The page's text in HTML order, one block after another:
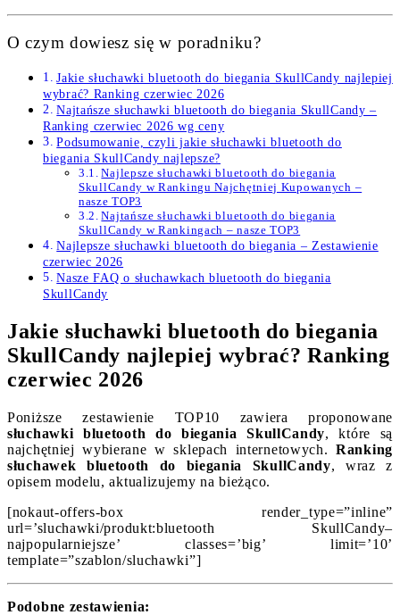
O czym dowiesz się w poradniku?
Jakie słuchawki bluetooth do biegania SkullCandy najlepiej
wybrać? Ranking czerwiec 2026
Najtańsze słuchawki bluetooth do biegania SkullCandy –
Ranking czerwiec 2026 wg ceny
Podsumowanie, czyli jakie słuchawki bluetooth do
biegania SkullCandy najlepsze?
Najlepsze słuchawki bluetooth do biegania
SkullCandy w Rankingu Najchętniej Kupowanych –
nasze TOP3
Najtańsze słuchawki bluetooth do biegania
SkullCandy w Rankingach – nasze TOP3
Najlepsze słuchawki bluetooth do biegania – Zestawienie
czerwiec 2026
Nasze FAQ o słuchawkach bluetooth do biegania
SkullCandy
Jakie słuchawki bluetooth do biegania
SkullCandy najlepiej wybrać? Ranking
czerwiec 2026
Poniższe zestawienie TOP10 zawiera proponowane
słuchawki bluetooth do biegania SkullCandy, które są
najchętniej wybierane w sklepach internetowych.Ranking
słuchawek bluetooth do biegania SkullCandy, wraz z
opisem modelu, aktualizujemy na bieżąco.
[nokaut-offers-box render_type=”inline”
url=’sluchawki/produkt:bluetooth SkullCandy–
najpopularniejsze’ classes=’big’ limit=’10’
template=”szablon/sluchawki”]
Podobne zestawienia: